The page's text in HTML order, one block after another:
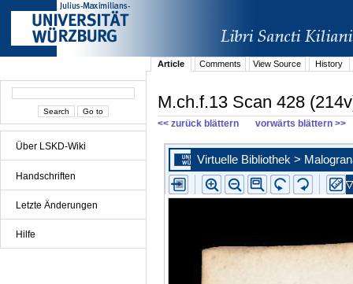
Über LSKD-Wiki
Handschriften
Letzte Änderungen
Hilfe
Article Comments View Source History
M.ch.f.13 Scan 428
<< zurück blättern vorwärts blättern >>